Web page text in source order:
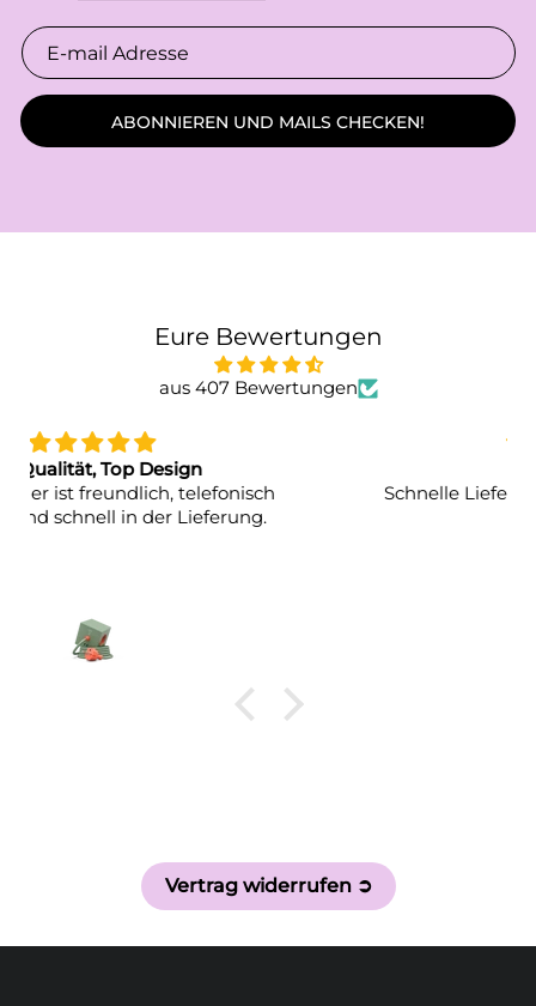
ABONNIEREN UND MAILS CHECKEN!
Eure Bewertungen
aus 407 Bewertungen
Schnelle Lieferung, gut verpackt, stylische
Regale :-)
Vertrag widerrufen ➲